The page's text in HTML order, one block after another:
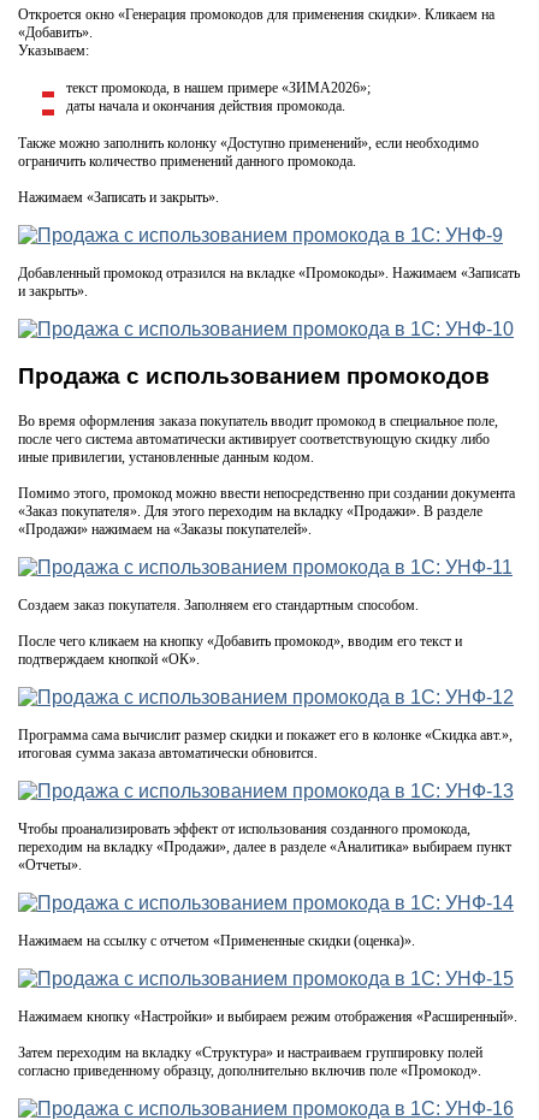
Откроется окно «Генерация промокодов для применения скидки». Кликаем на
«Добавить».
Указываем:
текст промокода, в нашем примере «ЗИМА2026»;
даты начала и окончания действия промокода.
Также можно заполнить колонку «Доступно применений», если необходимо
ограничить количество применений данного промокода.
Нажимаем «Записать и закрыть».
Добавленный промокод отразился на вкладке «Промокоды». Нажимаем «Записать
и закрыть».
Продажа с использованием промокодов
Во время оформления заказа покупатель вводит промокод в специальное поле,
после чего система автоматически активирует соответствующую скидку либо
иные привилегии, установленные данным кодом.
Помимо этого, промокод можно ввести непосредственно при создании документа
«Заказ покупателя». Для этого переходим на вкладку «Продажи». В разделе
«Продажи» нажимаем на «Заказы покупателей».
Создаем заказ покупателя. Заполняем его стандартным способом.
После чего кликаем на кнопку «Добавить промокод», вводим его текст и
подтверждаем кнопкой «ОК».
Программа сама вычислит размер скидки и покажет его в колонке «Скидка авт.»,
итоговая сумма заказа автоматически обновится.
Чтобы проанализировать эффект от использования созданного промокода,
переходим на вкладку «Продажи», далее в разделе «Аналитика» выбираем пункт
«Отчеты».
Нажимаем на ссылку с отчетом «Примененные скидки (оценка)».
Нажимаем кнопку «Настройки» и выбираем режим отображения «Расширенный».
Затем переходим на вкладку «Структура» и настраиваем группировку полей
согласно приведенному образцу, дополнительно включив поле «Промокод».